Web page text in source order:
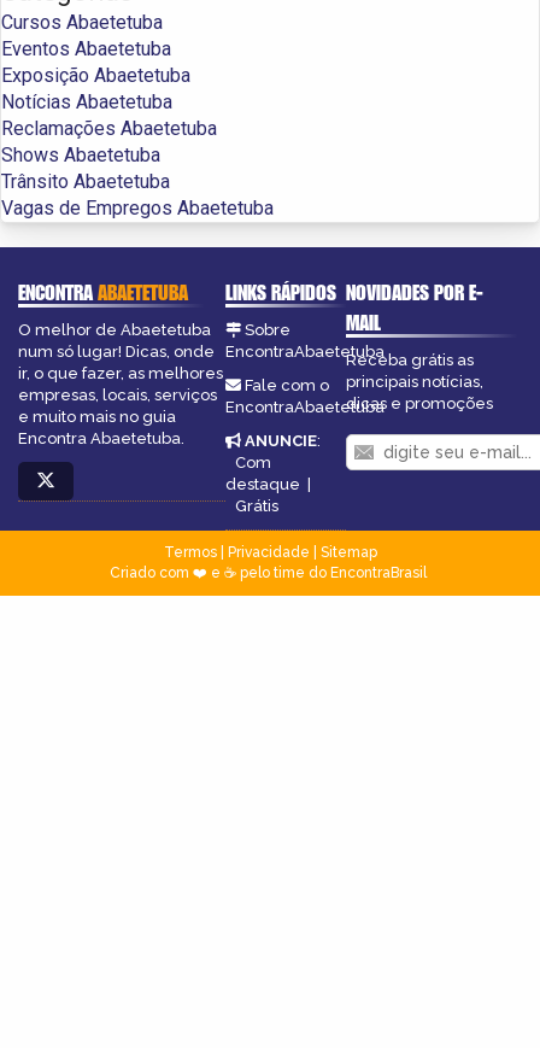
Cursos Abaetetuba
Eventos Abaetetuba
Exposição Abaetetuba
Notícias Abaetetuba
Reclamações Abaetetuba
Shows Abaetetuba
Trânsito Abaetetuba
Vagas de Empregos Abaetetuba
ENCONTRAABAETETUBA
O melhor de Abaetetuba
num só lugar! Dicas, onde
ir, o que fazer, as melhores
empresas, locais, serviços
e muito mais no guia
Encontra Abaetetuba.
LINKS RÁPIDOS
Sobre
EncontraAbaetetuba
Fale com o
EncontraAbaetetuba
ANUNCIE:
Com
destaque |
Grátis
NOVIDADES POR E-
MAIL
Receba grátis as
principais notícias,
dicas e promoções
Termos| Privacidade
Sitemap
Criado com ❤️ e ☕ pelo time do EncontraBrasil